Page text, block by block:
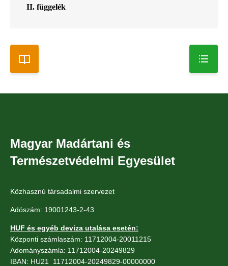
II. függelék
Magyar Madártani és
Természetvédelmi Egyesület
Közhasznú társadalmi szervezet
Adószám: 19001243-2-43
HUF és egyéb deviza utalása esetén:
Központi számlaszám: 11712004-20011215
Adományszámla: 11712004-20249829
IBAN: HU21 11712004-20249829-00000000